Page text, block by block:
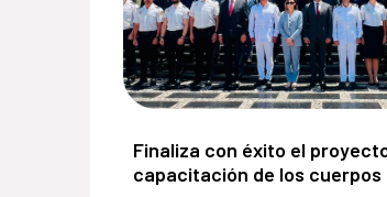
Finaliza con éxito el
Finaliza con éxito el
capacitación de los cuerpos